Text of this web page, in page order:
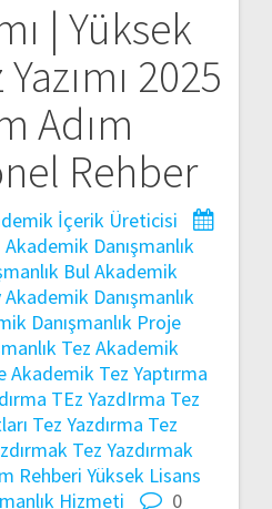
| Yüksek
2025
Adım
Rehber
İçerik Üreticisi
Akademik Danışmanlık
BulAkademik
Akademik Danışmanlık
Danışmanlık Proje
Tez Akademik
Akademik Tez Yaptırma
TEz YazdIrma Tez
Tez Yazdırma Tez
Tez Yazdırmak
Rehberi Yüksek Lisans
Hizmeti
0